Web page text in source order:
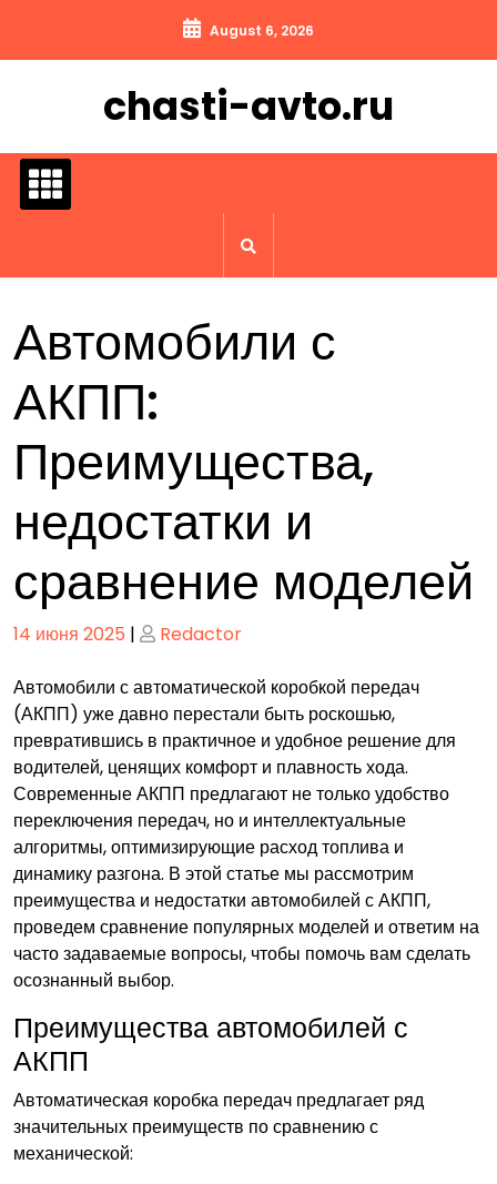
содержимому
August 6, 2026
chasti-avto.ru
Автомобили с
АКПП:
Преимущества,
недостатки и
сравнение моделей
Опубликовано
14 июня 2025 | Опубликовано
Redactor
Автомобили с автоматической коробкой передач
(АКПП) уже давно перестали быть роскошью,
превратившись в практичное и удобное решение для
водителей, ценящих комфорт и плавность хода.
Современные АКПП предлагают не только удобство
переключения передач, но и интеллектуальные
алгоритмы, оптимизирующие расход топлива и
динамику разгона. В этой статье мы рассмотрим
преимущества и недостатки автомобилей с АКПП,
проведем сравнение популярных моделей и ответим на
часто задаваемые вопросы, чтобы помочь вам сделать
осознанный выбор.
Преимущества автомобилей с
АКПП
Автоматическая коробка передач предлагает ряд
значительных преимуществ по сравнению с
механической: